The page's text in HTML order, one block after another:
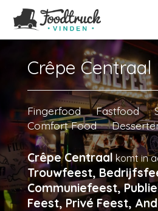
Crêpe Centraal
Fingerfood Fastfood
Comfort Food
Crêpe Centraal komt in
Trouwfeest,
Communiefeest,
Feest, Privé Feest,